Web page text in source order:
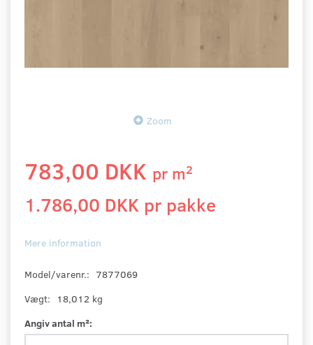
Zoom
783,00 DKK pr m2
1.786,00 DKK pr pakke
Mere information
Model/varenr.: 7877069
Vægt:
18,012 kg
Angiv antal m²: